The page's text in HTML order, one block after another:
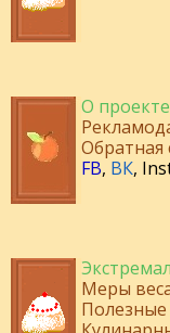
О
Обратная
FB, ВК,
Меры